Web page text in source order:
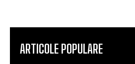
ARTICOLE POPULARE